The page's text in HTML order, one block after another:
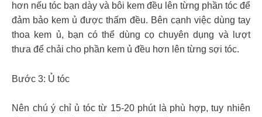
hơn nếu tóc bạn dày và bôi kem đều lên từng phần tóc để
đảm bảo kem ủ được thấm đều. Bên cạnh việc dùng tay
thoa kem ủ, bạn có thể dùng cọ chuyên dụng và lượt
thưa để chải cho phần kem ủ đều hơn lên từng sợi tóc.
Bước 3: Ủ tóc
Nên chú ý chỉ ủ tóc từ 15-20 phút là phù hợp, tuy nhiên